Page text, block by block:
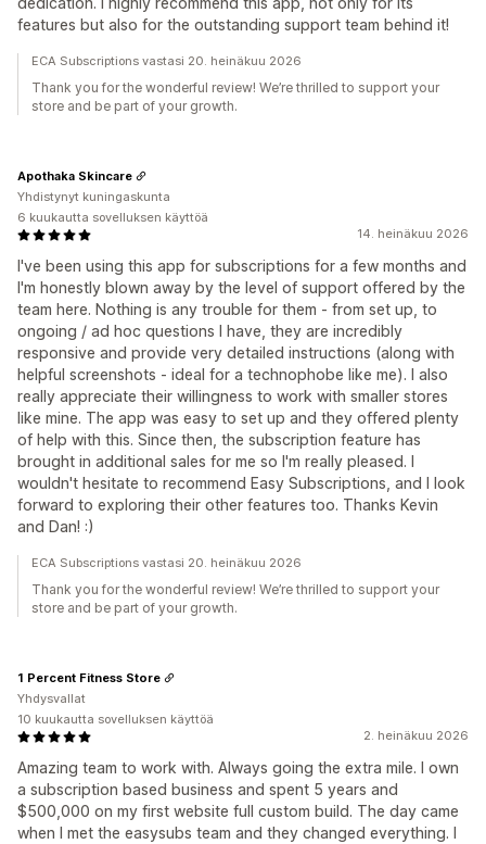
features but also for the outstanding support team behind it!
ECA Subscriptions vastasi 20. heinäkuu 2026
Thank you for the wonderful review! We’re thrilled to support your
store and be part of your growth.
14. heinäkuu 2026
I've been using this app for subscriptions for a few months and
I'm honestly blown away by the level of support offered by the
team here. Nothing is any trouble for them - from set up, to
ongoing / ad hoc questions I have, they are incredibly
responsive and provide very detailed instructions (along with
helpful screenshots - ideal for a technophobe like me). I also
really appreciate their willingness to work with smaller stores
like mine. The app was easy to set up and they offered plenty
of help with this. Since then, the subscription feature has
brought in additional sales for me so I'm really pleased. I
wouldn't hesitate to recommend Easy Subscriptions, and I look
forward to exploring their other features too. Thanks Kevin
and Dan! :)
Apothaka Skincare
Yhdistynyt kuningaskunta
6 kuukautta sovelluksen käyttöä
ECA Subscriptions vastasi 20. heinäkuu 2026
Thank you for the wonderful review! We’re thrilled to support your
store and be part of your growth.
2. heinäkuu 2026
Amazing team to work with. Always going the extra mile. I own
a subscription based business and spent 5 years and
$500,000 on my first website full custom build. The day came
when I met the easysubs team and they changed everything. I
1 Percent Fitness Store
Yhdysvallat
10 kuukautta sovelluksen käyttöä